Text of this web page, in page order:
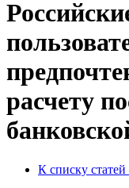
расчету
К списку статей